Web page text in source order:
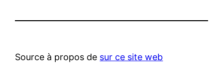
Source à propos de sur ce site web